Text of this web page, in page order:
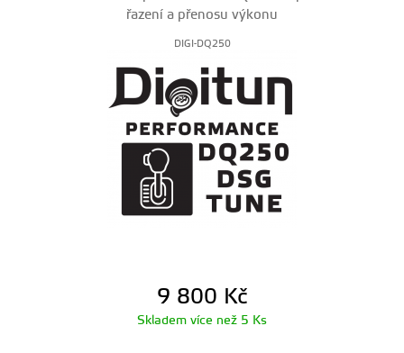
řazení a přenosu výkonu
DIGI-DQ250
9 800 Kč
Skladem více než 5 Ks